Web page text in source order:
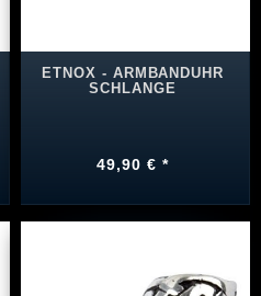
ETNOX - ARMBANDUHR
SCHLANGE
49,90 € *